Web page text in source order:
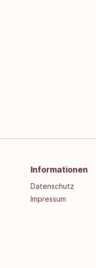
Informationen
Datenschutz
Impressum